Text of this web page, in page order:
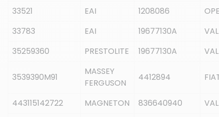
33521 EAI 1208086
33783
EAI 19677130A
35259360
PRESTOLITE 19677130A
3539390M91
MASSEY
FERGUSON
4412894
443115142722 MAGNETON 836640940